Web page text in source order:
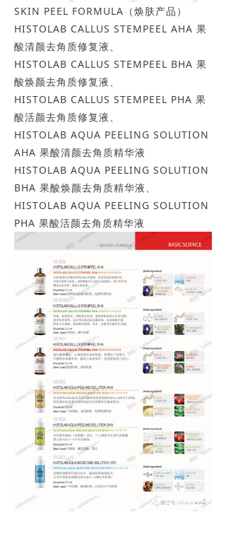
SKIN PEEL FORMULA（焕肤产品）
HISTOLAB CALLUS STEMPEEL AHA 果
酸清颜去角质修复液、
HISTOLAB CALLUS STEMPEEL BHA 果
酸焕颜去角质修复液、
HISTOLAB CALLUS STEMPEEL PHA 果
酸活颜去角质修复液、
HISTOLAB AQUA PEELING SOLUTION
AHA 果酸清颜去角质精华液
HISTOLAB AQUA PEELING SOLUTION
BHA 果酸焕颜去角质精华液、
HISTOLAB AQUA PEELING SOLUTION
PHA 果酸活颜去角质精华液